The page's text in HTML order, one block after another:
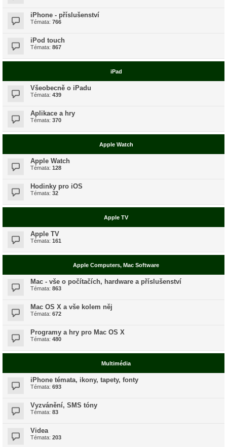
iPhone - příslušenství
Témata: 766
iPod touch
Témata: 867
iPad
Všeobecně o iPadu
Témata: 439
Aplikace a hry
Témata: 370
Apple Watch
Apple Watch
Témata: 128
Hodinky pro iOS
Témata: 32
Apple TV
Apple TV
Témata: 161
Apple Computers, Mac Software
Mac - vše o počítačích, hardware a příslušenství
Témata: 863
Mac OS X a vše kolem něj
Témata: 672
Programy a hry pro Mac OS X
Témata: 480
Multimédia
iPhone témata, ikony, tapety, fonty
Témata: 693
Vyzvánění, SMS tóny
Témata: 83
Videa
Témata: 203